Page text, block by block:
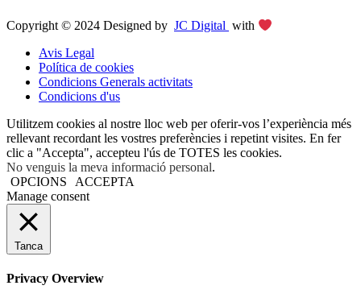
Copyright © 2024 Designed by JC Digital with
Avis Legal
Política de cookies
Condicions Generals activitats
Condicions d'us
Utilitzem cookies al nostre lloc web per oferir-vos l’experiència més
rellevant recordant les vostres preferències i repetint visites. En fer
clic a "Accepta", accepteu l'ús de TOTES les cookies.
No venguis la meva informació personal.
OPCIONS
ACCEPTA
Manage consent
Tanca
Privacy Overview